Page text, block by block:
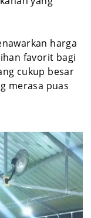
harga
favorit bagi
cukup besar
merasa puas